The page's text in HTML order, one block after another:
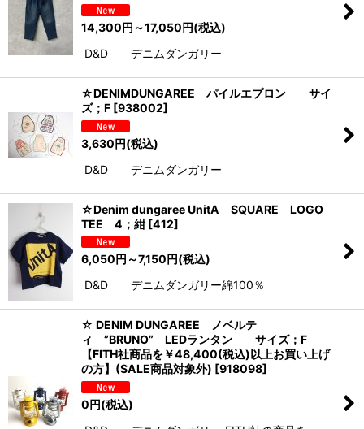
14,300円 ～17,050円(税込)
D&D デニムダンガリー
☆DENIMDUNGAREE パイルエプロン サイ
ズ；F [938002]
3,630円(税込)
D&D デニムダンガリー
☆Denim dungaree UnitA SQUARE LOGO
TEE 4；紺 [412]
6,050円 ～7,150円(税込)
D&D デニムダンガリー綿100％
☆ DENIM DUNGAREE ノベルテ
ィ ”BRUNO” LEDランタン サイズ；F
【FITH社商品を￥48,400(税込)以上お買い上げ
の方】(SALE商品対象外) [918098]
0円(税込)